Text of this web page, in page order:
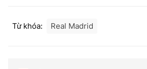
Từ khóa: Real Madrid